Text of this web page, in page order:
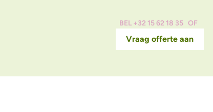
BEL +32 15 62 18 35OF
Vraag offerte aan